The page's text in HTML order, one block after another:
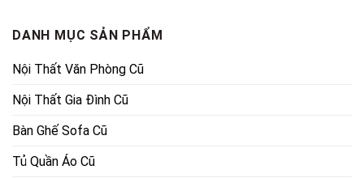
DANH MỤC SẢN PHẨM
Nội Thất Văn Phòng Cũ
Nội Thất Gia Đình Cũ
Bàn Ghế Sofa Cũ
Tủ Quần Áo Cũ